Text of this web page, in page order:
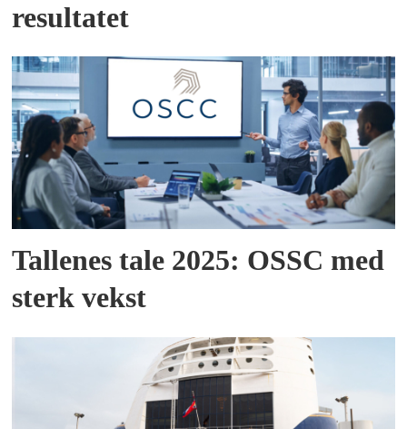
resultatet
Tallenes tale 2025: OSSC med
sterk vekst